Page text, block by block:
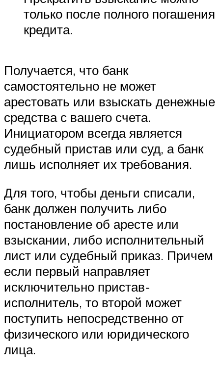
только после полного погашения
кредита.
Получается, что банк
самостоятельно не может
арестовать или взыскать денежные
средства с вашего счета.
Инициатором всегда является
судебный пристав или суд, а банк
лишь исполняет их требования.
Для того, чтобы деньги списали,
банк должен получить либо
постановление об аресте или
взыскании, либо исполнительный
лист или судебный приказ. Причем
если первый направляет
исключительно пристав-
исполнитель, то второй может
поступить непосредственно от
физического или юридического
лица.